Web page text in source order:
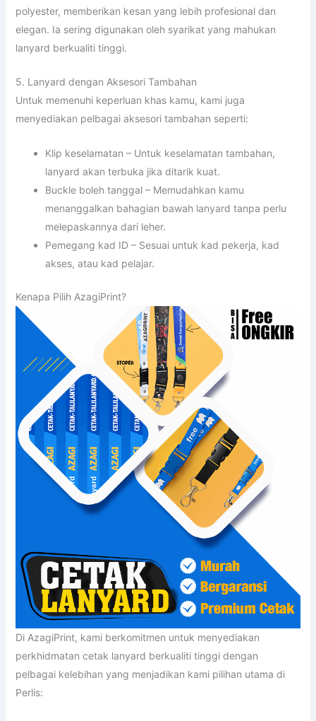
polyester, memberikan kesan yang lebih profesional dan
elegan. Ia sering digunakan oleh syarikat yang mahukan
lanyard berkualiti tinggi.
5. Lanyard dengan Aksesori Tambahan
Untuk memenuhi keperluan khas kamu, kami juga
menyediakan pelbagai aksesori tambahan seperti:
Klip keselamatan – Untuk keselamatan tambahan,
lanyard akan terbuka jika ditarik kuat.
Buckle boleh tanggal – Memudahkan kamu
menanggalkan bahagian bawah lanyard tanpa perlu
melepaskannya dari leher.
Pemegang kad ID – Sesuai untuk kad pekerja, kad
akses, atau kad pelajar.
Kenapa Pilih AzagiPrint?
Di AzagiPrint, kami berkomitmen untuk menyediakan
perkhidmatan cetak lanyard berkualiti tinggi dengan
pelbagai kelebihan yang menjadikan kami pilihan utama di
Perlis: